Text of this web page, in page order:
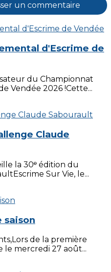
un commentaire
d'Escrime de
du Championnat
Vendée 2026 !Cette...
Claude
la 30ᵉ édition du
Sur Vie, le...
saison
de la première
le mercredi 27 août...